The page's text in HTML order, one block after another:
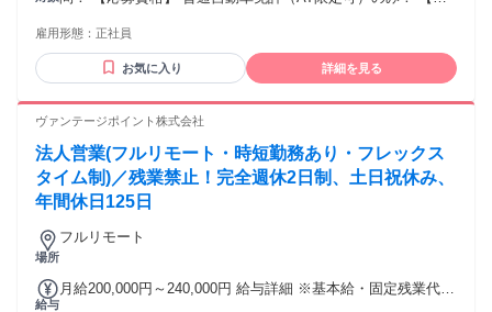
年2回（6月・12月） ✅インセンティブ制度
売、不用品回収、 自動車買取店などでの勤務経験をお持ちの
方。 ・個人営業、法人営業、不動産営業問わず、 何かしらの
営業経験をお持ちの方。 ・セールスや接客販売などの経験を
で家族との時間・プライベートを充実させたい方 ✅在宅率の
✅新しい業界・職種で新たなキャリアを描きたい方 ✅専門ス
キルを身に付けたい方 ✅長く働ける環境で勤務したい方
雇用形態： 正社員
お気に入り 詳細を見る
ヴァンテージポイント株式会社
法人営業(フルリモート・時短勤務あり・フレックス
タイム制)／残業禁止！完全週休2日制、土日祝休み、
年間休日125日
場所
フルリモート
給与
月給200,000円～240,000円 給与詳細 ※基本給・固定残業代の